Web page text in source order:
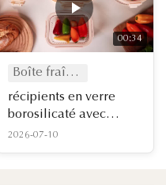
00:34
Boîte fraîcheur
récipients en verre
borosilicaté avec
couvercle en verre
2026-07-10